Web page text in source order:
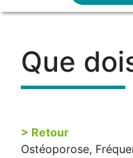
Que
> Retour
Ostéoporose,